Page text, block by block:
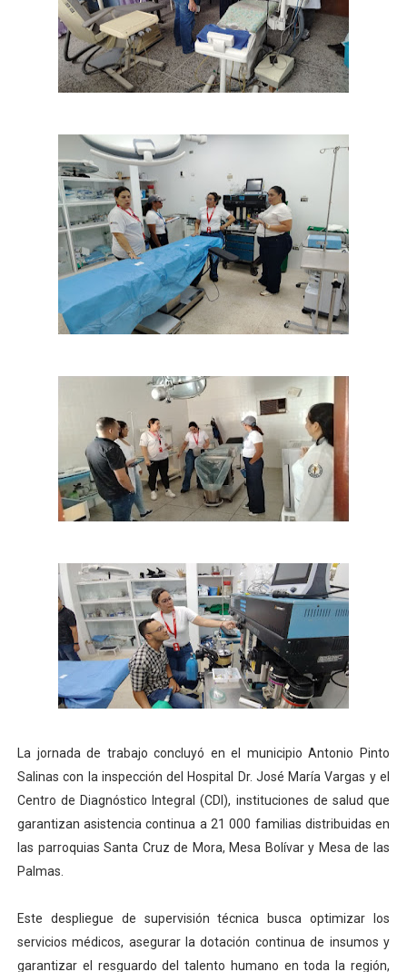
La jornada de trabajo concluyó en el municipio Antonio Pinto
Salinas con la inspección del Hospital Dr. José María Vargas y el
Centro de Diagnóstico Integral (CDI), instituciones de salud que
garantizan asistencia continua a 21 000 familias distribuidas en
las parroquias Santa Cruz de Mora, Mesa Bolívar y Mesa de las
Palmas.
Este despliegue de supervisión técnica busca optimizar los
servicios médicos, asegurar la dotación continua de insumos y
garantizar el resguardo del talento humano en toda la región,